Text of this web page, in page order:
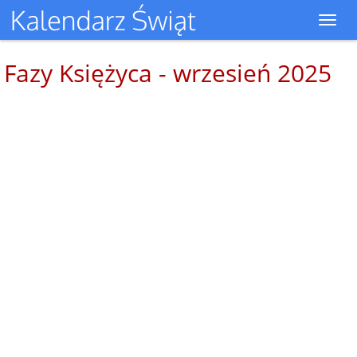
Fazy Księżyca - wrzesień 2025